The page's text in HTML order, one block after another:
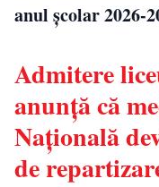
anul școlar 2026-
Admitere
anunță că
Națională
de